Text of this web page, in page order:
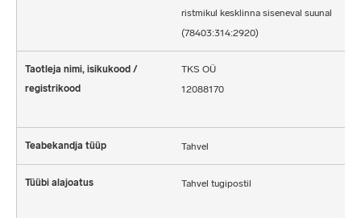
ristmikul kesklinna siseneval suunal
(78403:314:2920)
TKS OÜ
12088170
Tahvel
Tahvel tugipostil